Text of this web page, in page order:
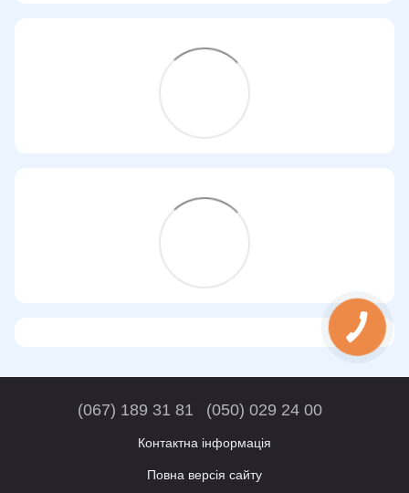
(067) 189 31 81 (050) 029 24 00
Контактна інформація
Повна версія сайту